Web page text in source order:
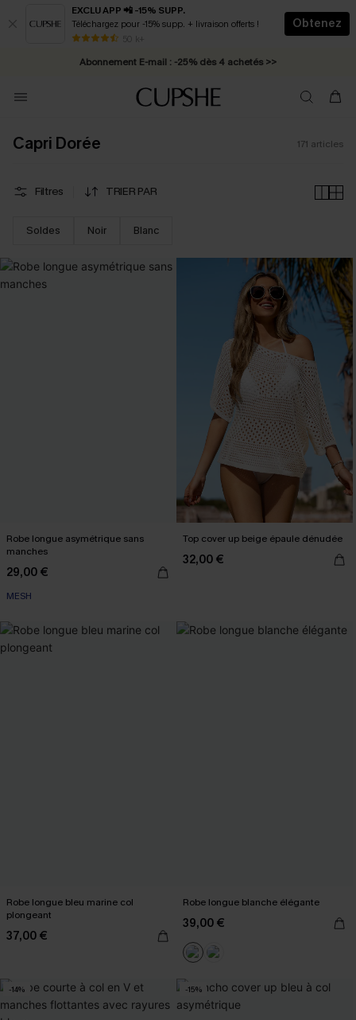
EXCLU APP 📲 -15% SUPP.
Téléchargez pour -15% supp. + livraison offerts !
50 k+
Obtenez
* Livraison éclair 2-3 jours ouvrés >>
Abonnement E-mail : -25% dès 4 achetés >>
Capri Dorée 171 articles
Filtres TRIER PAR
Soldes Noir Blanc
Robe longue asymétrique sans
manches
29,00 €
MESH
Top cover up beige épaule dénudée
32,00 €
Robe longue bleu marine col
plongeant
37,00 €
Robe longue blanche élégante
39,00 €
-14% -15%